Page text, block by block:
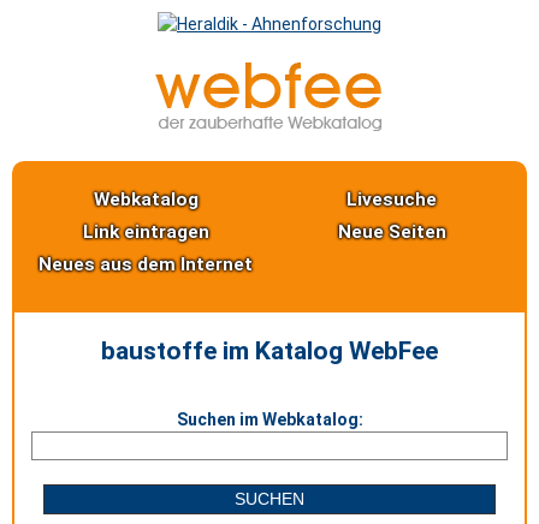
Webkatalog
Livesuche
Link eintragen
Neue Seiten
Neues aus dem Internet
baustoffe im Katalog WebFee
Suchen im Webkatalog: